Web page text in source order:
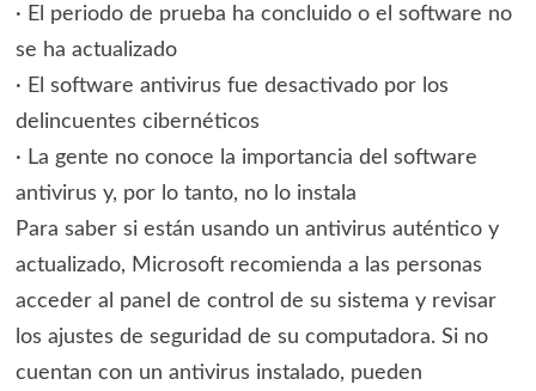
· El periodo de prueba ha concluido o el software no
se ha actualizado
· El software antivirus fue desactivado por los
delincuentes cibernéticos
· La gente no conoce la importancia del software
antivirus y, por lo tanto, no lo instala
Para saber si están usando un antivirus auténtico y
actualizado, Microsoft recomienda a las personas
acceder al panel de control de su sistema y revisar
los ajustes de seguridad de su computadora. Si no
cuentan con un antivirus instalado, pueden